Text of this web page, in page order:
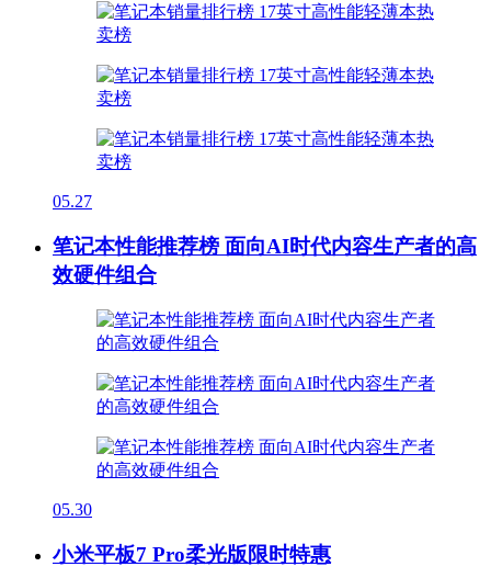
05.27
笔记本性能推荐榜 面向AI时代内容生产者的高
效硬件组合
05.30
小米平板7 Pro柔光版限时特惠